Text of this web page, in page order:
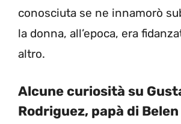
conosciuta se ne innamorò
la donna, all’epoca, era
altro.
Alcune curiosità su
Rodriguez, papà di Belen